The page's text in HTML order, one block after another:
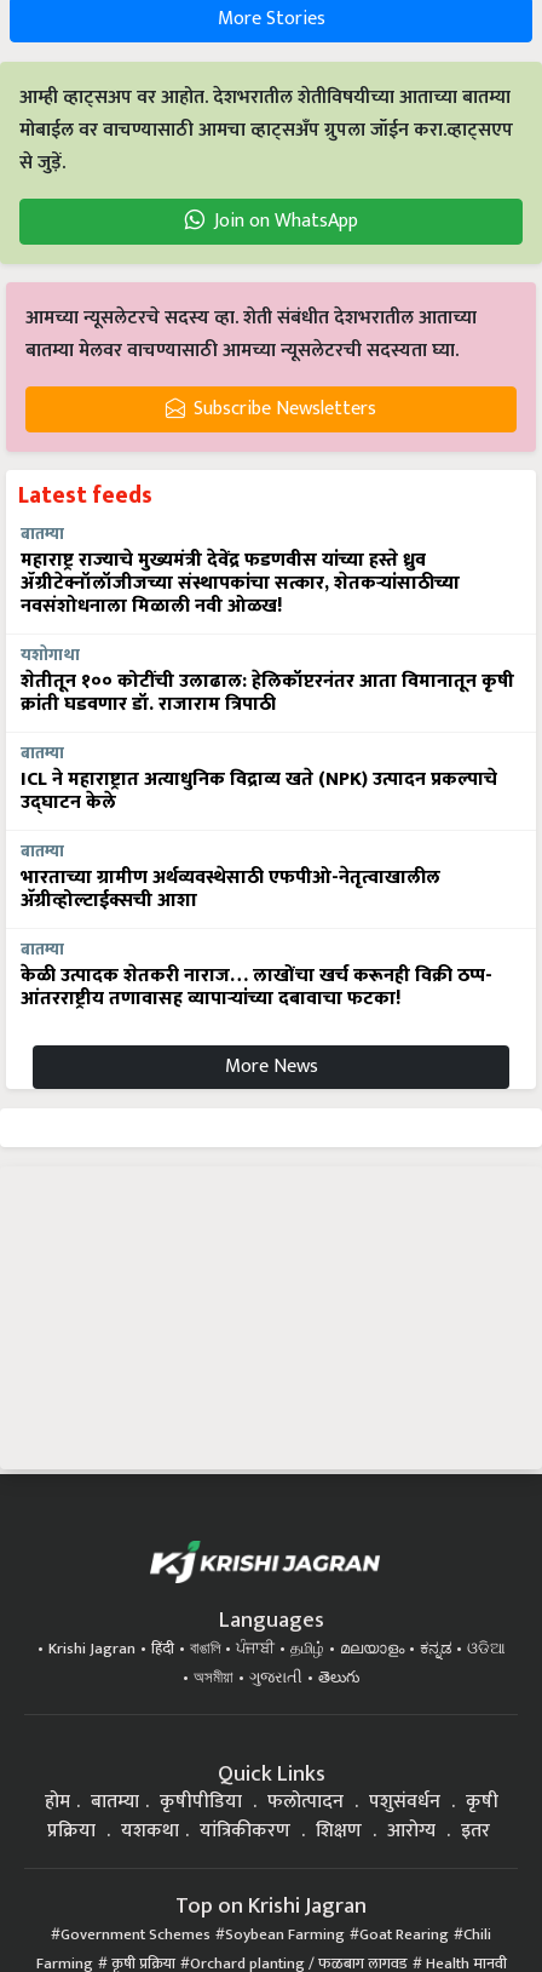
More Stories
आम्ही व्हाट्सअप वर आहोत. देशभरातील शेतीविषयीच्या आताच्या बातम्या
मोबाईल वर वाचण्यासाठी आमचा व्हाट्सअँप ग्रुपला जॉईन करा.व्हाट्सएप
से जुड़ें.
Join on WhatsApp
आमच्या न्यूसलेटरचे सदस्य व्हा. शेती संबंधीत देशभरातील आताच्या
बातम्या मेलवर वाचण्यासाठी आमच्या न्यूसलेटरची सदस्यता घ्या.
Subscribe Newsletters
Latest feeds
बातम्या
महाराष्ट्र राज्याचे मुख्यमंत्री देवेंद्र फडणवीस यांच्या हस्ते ध्रुव
ॲग्रीटेक्नॉलॉजीजच्या संस्थापकांचा सत्कार, शेतकऱ्यांसाठीच्या
नवसंशोधनाला मिळाली नवी ओळख!
यशोगाथा
शेतीतून १०० कोटींची उलाढाल: हेलिकॉप्टरनंतर आता विमानातून कृषी
क्रांती घडवणार डॉ. राजाराम त्रिपाठी
बातम्या
ICL ने महाराष्ट्रात अत्याधुनिक विद्राव्य खते (NPK) उत्पादन प्रकल्पाचे
उद्घाटन केले
बातम्या
भारताच्या ग्रामीण अर्थव्यवस्थेसाठी एफपीओ-नेतृत्वाखालील
अ‍ॅग्रीव्होल्टाईक्सची आशा
बातम्या
केळी उत्पादक शेतकरी नाराज… लाखोंचा खर्च करूनही विक्री ठप्प-
आंतरराष्ट्रीय तणावासह व्यापाऱ्यांच्या दबावाचा फटका!
More News
Languages
Krishi Jagran हिंदी বাঙালি ਪੰਜਾਬੀ தமிழ் മലയാളം ಕನ್ನಡ
ଓଡିଆ
অসমীয়া
ગુજરાતી తెలుగు
Quick Links
होम बातम्या कृषीपीडिया फलोत्पादन पशुसंवर्धन
कृषी
प्रक्रिया
यशकथा यांत्रिकीकरण शिक्षण आरोग्य इतर
Top on Krishi Jagran
Government Schemes Soybean Farming Goat Rearing Chili
Farming कृषी प्रक्रिया Orchard planting / फळबाग लागवड Health मानवी